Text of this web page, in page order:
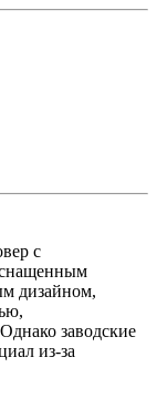
с
дизайном,
заводские
из-за